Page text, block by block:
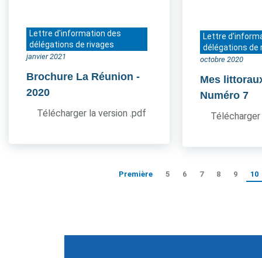
Lettre d'information des
délégations de rivages
janvier 2021
Brochure La Réunion -
2020
Télécharger la version .pdf
Lettre
délégations de
octobre 2020
Mes
Numéro 7
Première 5 6 7 8 9 10